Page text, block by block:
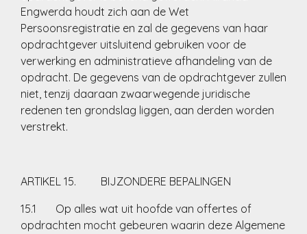
Engwerda houdt zich aan de Wet
Persoonsregistratie en zal de gegevens van haar
opdrachtgever uitsluitend gebruiken voor de
verwerking en administratieve afhandeling van de
opdracht. De gegevens van de opdrachtgever zullen
niet, tenzij daaraan zwaarwegende juridische
redenen ten grondslag liggen, aan derden worden
verstrekt.
ARTIKEL 15. BIJZONDERE BEPALINGEN
15.1 Op alles wat uit hoofde van offertes of
opdrachten mocht gebeuren waarin deze Algemene